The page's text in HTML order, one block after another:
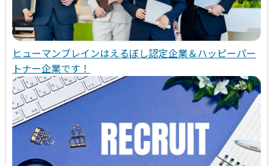
ヒューマンブレインはえるぼし認定企業＆ハッピーパー
トナー企業です！